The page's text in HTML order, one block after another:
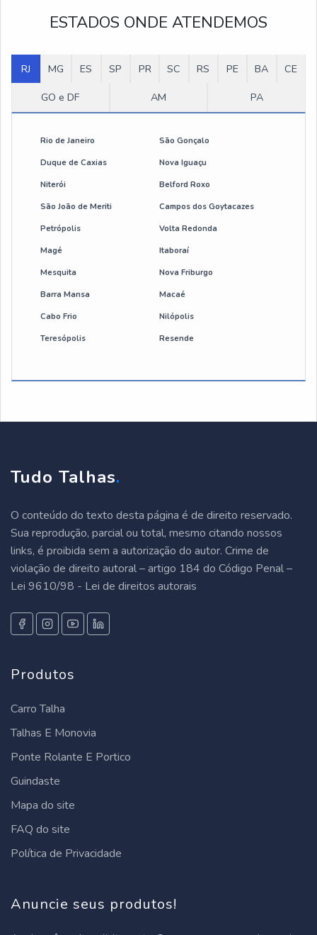
manutenção preventiva ponte rolante
rádio controle para ponte rolante
acessório para ponte rolante
controle para ponte rolante
controle remoto de ponte rolante
empresas de manutenção em pontes rolantes
conserto de ponte rolante
rolante
ponte rolante suspensa
ESTADOS ONDE ATENDEMOS
RJ MG ES SP PR SC RS PE BA
CE
GO e DF
AM PA
Rio de Janeiro São Gonçalo
Duque de Caxias Nova Iguaçu
Niterói Belford Roxo
São João de Meriti Campos dos Goytacazes
Petrópolis Volta Redonda
Magé Itaboraí
Mesquita Nova Friburgo
Barra Mansa Macaé
Cabo Frio Nilópolis
Teresópolis Resende
Tudo Talhas.
O conteúdo do texto desta página é de direito reservado.
Sua reprodução, parcial ou total, mesmo citando nossos
links, é proibida sem a autorização do autor. Crime de
violação de direito autoral – artigo 184 do Código Penal –
Lei 9610/98 - Lei de direitos autorais
Produtos
Carro Talha
Talhas E Monovia
Ponte Rolante E Portico
Guindaste
Mapa do site
FAQ do site
Política de Privacidade
Anuncie seus produtos!